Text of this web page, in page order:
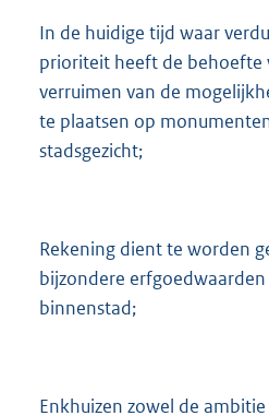
In de huidige tijd waar
prioriteit heeft de
verruimen van de
te plaatsen op
stadsgezicht;
Rekening dient te worden
bijzondere
binnenstad;
Enkhuizen zowel de